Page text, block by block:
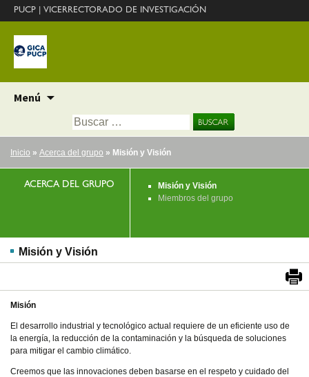
PUCP VICERRECTORADO DE INVESTIGACIÓN
Menú
contenido
Buscar:
Inicio » Acerca del grupo » Misión y Visión
ACERCA DEL GRUPO
Misión y Visión
Miembros del grupo
Misión y Visión
Misión
El desarrollo industrial y tecnológico actual requiere de un eficiente uso de
la energía, la reducción de la contaminación y la búsqueda de soluciones
para mitigar el cambio climático.
Creemos que las innovaciones deben basarse en el respeto y cuidado del